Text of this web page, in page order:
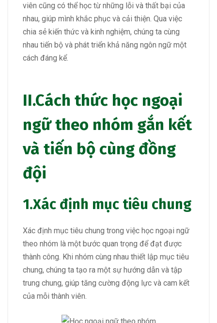
viên cũng có thể học từ những lỗi và thất bại của
nhau, giúp mình khắc phục và cải thiện. Qua việc
chia sẻ kiến thức và kinh nghiệm, chúng ta cùng
nhau tiến bộ và phát triển khả năng ngôn ngữ một
cách đáng kể.
II.Cách thức học ngoại
ngữ theo nhóm gắn kết
và tiến bộ cùng đồng
đội
1.Xác định mục tiêu chung
Xác định mục tiêu chung trong việc học ngoại ngữ
theo nhóm là một bước quan trọng để đạt được
thành công. Khi nhóm cùng nhau thiết lập mục tiêu
chung, chúng ta tạo ra một sự hướng dẫn và tập
trung chung, giúp tăng cường động lực và cam kết
của mỗi thành viên.